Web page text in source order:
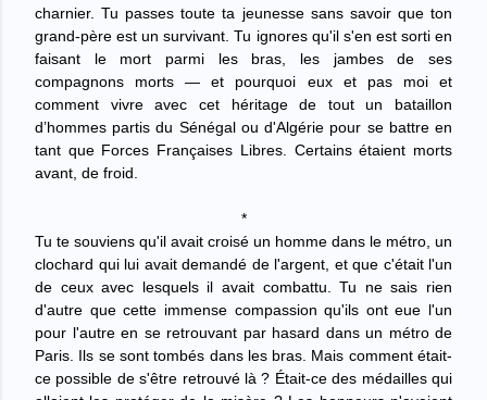
charnier. Tu passes toute ta jeunesse sans savoir que ton
grand-père est un survivant. Tu ignores qu'il s'en est sorti en
faisant le mort parmi les bras, les jambes de ses
compagnons morts — et pourquoi eux et pas moi et
comment vivre avec cet héritage de tout un bataillon
d’hommes partis du Sénégal ou d'Algérie pour se battre en
tant que Forces Françaises Libres. Certains étaient morts
avant, de froid.
*
Tu te souviens qu'il avait croisé un homme dans le métro, un
clochard qui lui avait demandé de l'argent, et que c'était l'un
de ceux avec lesquels il avait combattu. Tu ne sais rien
d'autre que cette immense compassion qu'ils ont eue l'un
pour l'autre en se retrouvant par hasard dans un métro de
Paris. Ils se sont tombés dans les bras. Mais comment était-
ce possible de s'être retrouvé là ? Était-ce des médailles qui